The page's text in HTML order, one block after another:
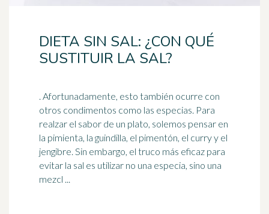
DIETA SIN SAL: ¿CON QUÉ
SUSTITUIR LA SAL?
. Afortunadamente, esto también ocurre con
otros condimentos como las especias. Para
realzar el sabor de un plato, solemos pensar en
la pimienta, la guindilla, el pimentón, el curry y el
jengibre. Sin embargo, el truco más eficaz para
evitar la sal es utilizar no una especia, sino una
mezcl ...